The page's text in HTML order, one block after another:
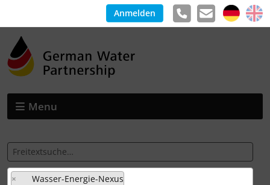
Anmelden
Menu
× Wasser-Energie-Nexus